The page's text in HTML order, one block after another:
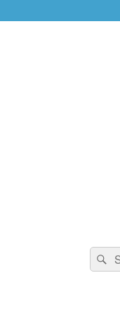
検
索: